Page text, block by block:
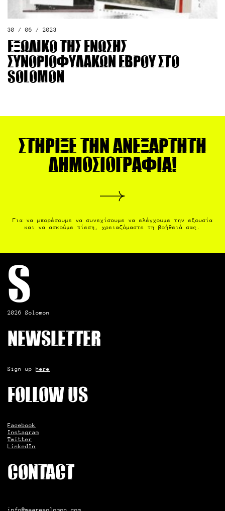
30 / 06 / 2023
Εξώδικο της Ένωσης
Συνοριοφυλάκων Έβρου στο
Solomon
Στήριξε την ανεξάρτητη
δημοσιογραφία!
Για να μπορέσουμε να συνεχίσουμε να ελέγχουμε την εξουσία
και να ασκούμε πίεση, χρειαζόμαστε τη βοήθειά σας.
S
2026 Solomon
Newsletter
Sign up here
Follow us
Facebook
Instagram
Twitter
LinkedIn
Contact
info@wearesolomon.com